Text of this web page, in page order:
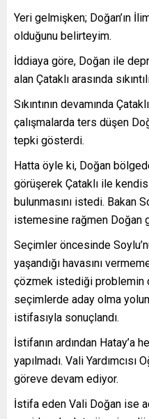
Yeri gelmişken; Doğan’ın
olduğunu belirteyim.
İddiaya göre, Doğan ile
alan Çataklı arasında
Sıkıntının devamında
çalışmalarda ters düşen
tepki gösterdi.
Hatta öyle ki, Doğan
görüşerek Çataklı ile
bulunmasını istedi. Bakan
istemesine rağmen Doğan
Seçimler öncesinde
yaşandığı havasını
çözmek istediği problemin
seçimlerde aday olma
istifasıyla sonuçlandı.
İstifanın ardından Hatay’a
yapılmadı. Vali
göreve devam ediyor.
İstifa eden Vali Doğan ise